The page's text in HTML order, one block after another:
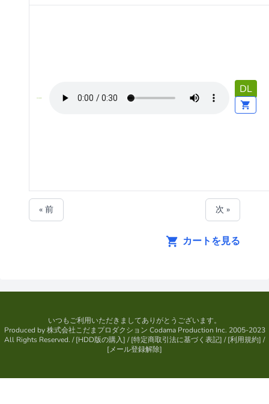
DL
« 前 次 »
カートを見る
いつもご利用いただきましてありがとうございます。
Produced by株式会社こだまプロダクション Codama Production Inc. 2005-2023
All Rights Reserved. / [HDD版の購入] / [特定商取引法に基づく表記] / [利用規約] /
[メール登録解除]